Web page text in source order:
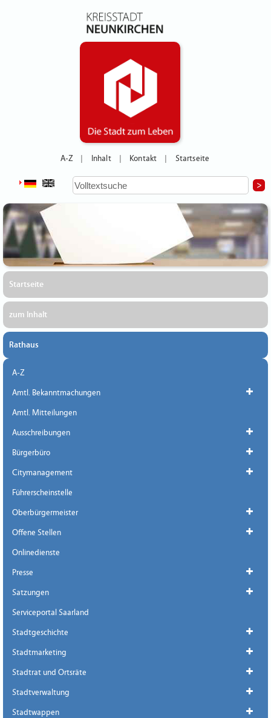
A-Z Inhalt Kontakt Startseite
Startseite
zum Inhalt
Rathaus
A-Z
Amtl. Bekanntmachungen
Amtl. Mitteilungen
Ausschreibungen
Bürgerbüro
Citymanagement
Führerscheinstelle
Oberbürgermeister
Offene Stellen
Onlinedienste
Presse
Satzungen
Serviceportal Saarland
Stadtgeschichte
Stadtmarketing
Stadtrat und Ortsräte
Stadtverwaltung
Stadtwappen